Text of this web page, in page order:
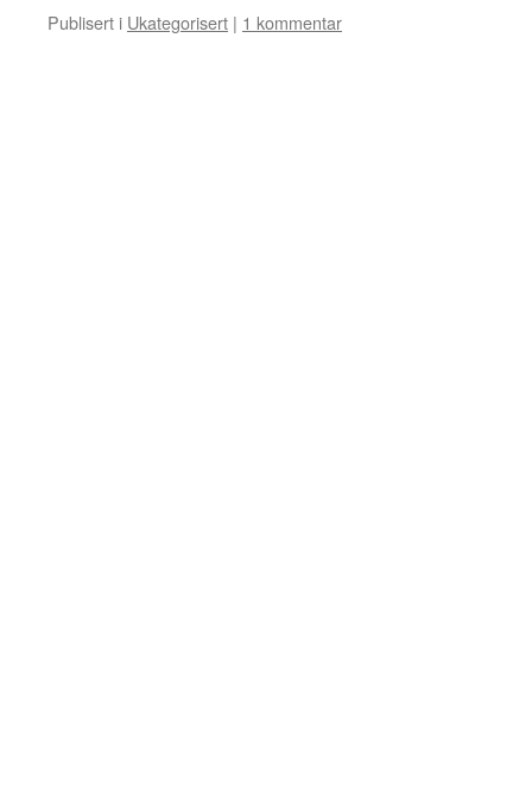
Publisert i Ukategorisert | 1 kommentar